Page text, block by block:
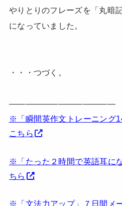
やりとりのフレーズを「丸暗
になっていました。
・・・つづく。
—————————————
※「瞬間英作文トレーニング
こちら
※「たった２時間で英語耳に
ちら
※「文法力アップ」７日間メ